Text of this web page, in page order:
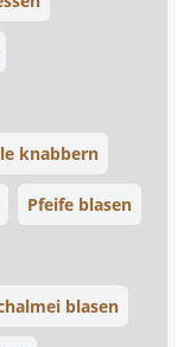
knabbern
Pfeife blasen
blasen